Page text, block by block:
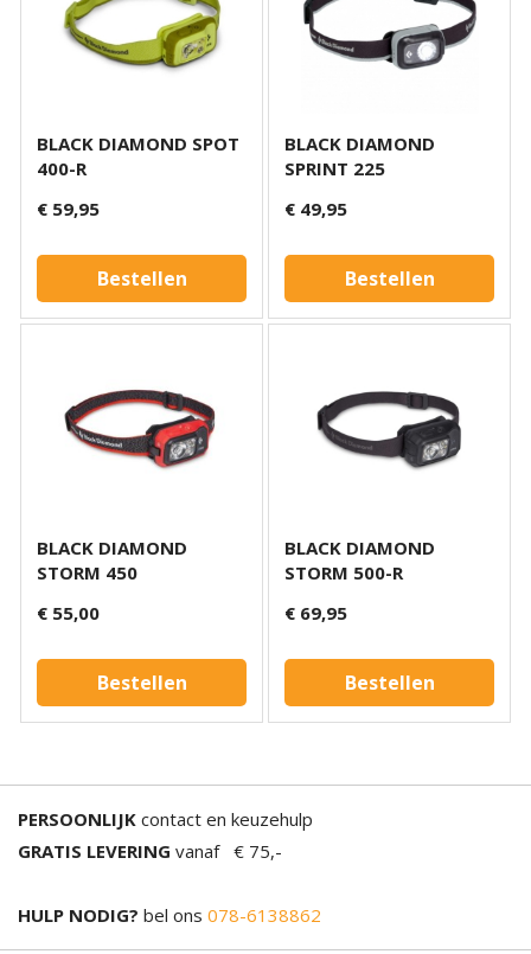
BLACK DIAMOND SPOT
400-R
€ 59,95
Bestellen
BLACK DIAMOND
SPRINT 225
€ 49,95
Bestellen
BLACK DIAMOND
STORM 450
€ 55,00
Bestellen
BLACK DIAMOND
STORM 500-R
€ 69,95
Bestellen
PERSOONLIJK contact en keuzehulp
GRATIS LEVERING vanaf € 75,-
HULP NODIG? bel ons 078-6138862